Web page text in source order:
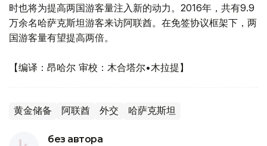
时也将为提高两国游客量注入新的动力。2016年，共有9.9
万余名哈萨克斯坦游客来访阿联酋。在免签协议框架下，两
国游客量有望提高两倍。
【编译：昂哈尔 审校：木合塔尔•木拉提】
黄金储备 阿联酋 外交 哈萨克斯坦
без автора